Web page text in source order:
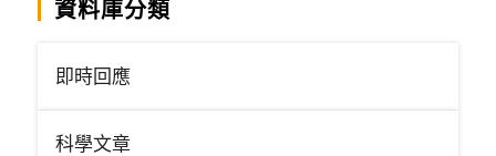
資料庫分類
即時回應
科學文章